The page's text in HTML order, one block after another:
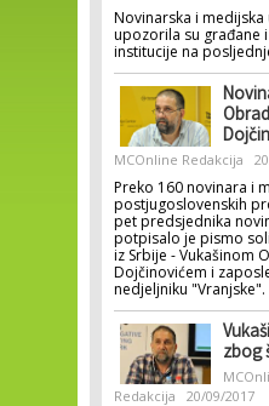
Novinarska i medijska
upozorila su građane
institucije na
MCOnline Redakcija
Preko 160 novinara i
postjugoslovenskih
pet predsjednika
potpisalo je pismo
iz Srbije - Vukašinom
Dojčinovićem i
nedjeljniku "Vranjske".
zbog
Redakcija
20/09/2017